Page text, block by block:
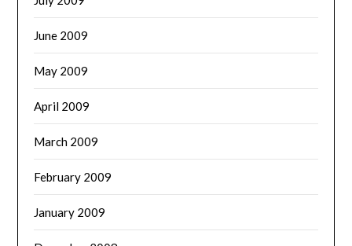
June 2009
May 2009
April 2009
March 2009
February 2009
January 2009